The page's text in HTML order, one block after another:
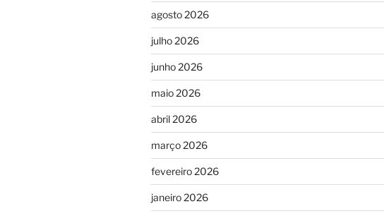
agosto 2026
julho 2026
junho 2026
maio 2026
abril 2026
março 2026
fevereiro 2026
janeiro 2026